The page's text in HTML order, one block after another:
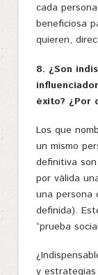
cada
beneficiosa
quieren,
8. ¿Son
éxito? ¿Por
Los que
un mismo
definitiva
por válida
una persona
definida).
“prueba
y